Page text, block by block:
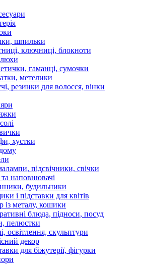
шпильки
ключниці, блокноти
гаманці, сумочки
метелики
резинки для волосся, вінки
хустки
підсвічники, свічки
наповнювачі
будильники
і підставки для квітів
із металу, кошики
блюда, підноси, посуд
пелюстки
освітлення, скульптури
декор
для біжутерії, фігурки